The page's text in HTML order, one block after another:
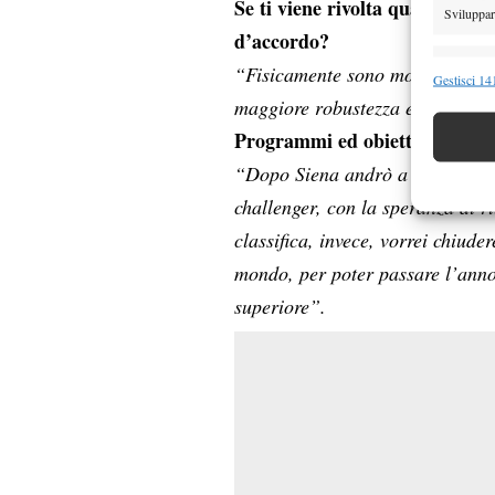
scelte
Gestisci
Se ti viene rivolta qualche
d’accordo?
“Fisicamente sono molto
maggiore robustezza e dare
Programmi ed obiettivi?
“Dopo Siena andrò a Porto
challenger, con la speranza di
classifica, invece, vorrei
mondo, per poter passare
superiore”.